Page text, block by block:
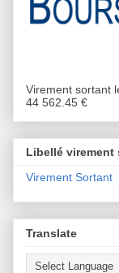
Virement sortant
44 562.45 €
Libellé virement
Virement Sortant
Translate